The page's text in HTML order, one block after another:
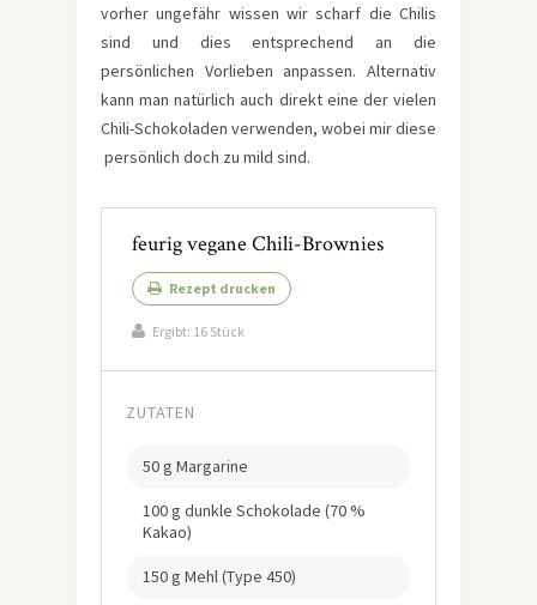
vorher ungefähr wissen wir scharf die Chilis
sind und dies entsprechend an die
persönlichen Vorlieben anpassen. Alternativ
kann man natürlich auch direkt eine der vielen
Chili-Schokoladen verwenden, wobei mir diese
persönlich doch zu mild sind.
feurig vegane Chili-Brownies
Rezept drucken
Ergibt: 16 Stück
ZUTATEN
50 g Margarine
100 g dunkle Schokolade (70 %
Kakao)
150 g Mehl (Type 450)